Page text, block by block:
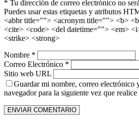
* Tu dirección de correo electrónico no
Puedes usar estas etiquetas y atributos
<abbr title=""> <acronym title=""> <b>
<cite> <code> <del datetime=""> <em>
<strike> <strong>
Nombre *
Correo Electrónico *
Sitio web URL
Guardar mi nombre, correo electrónico
navegador para la siguiente vez que